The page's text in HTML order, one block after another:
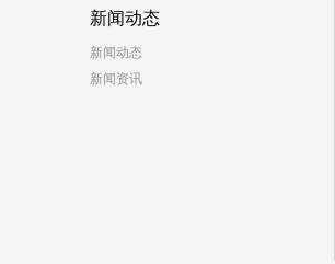
新闻动态
新闻动态
新闻资讯